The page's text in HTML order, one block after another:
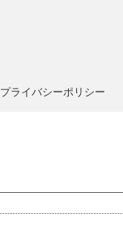
プライバシーポリシー